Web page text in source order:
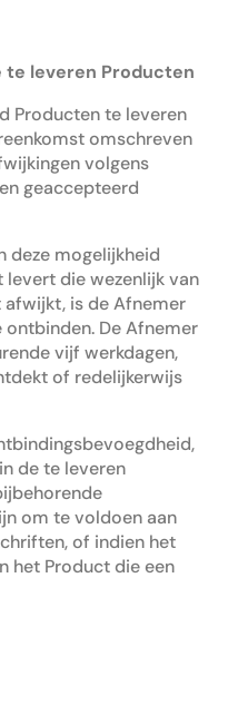
te leveren Producten
Producten te leveren
omschreven
volgens
geaccepteerd
deze mogelijkheid
levert die wezenlijk van
afwijkt, is de Afnemer
De Afnemer
vijf werkdagen,
of redelijkerwijs
de te leveren
om te voldoen aan
of indien het
het Product die een